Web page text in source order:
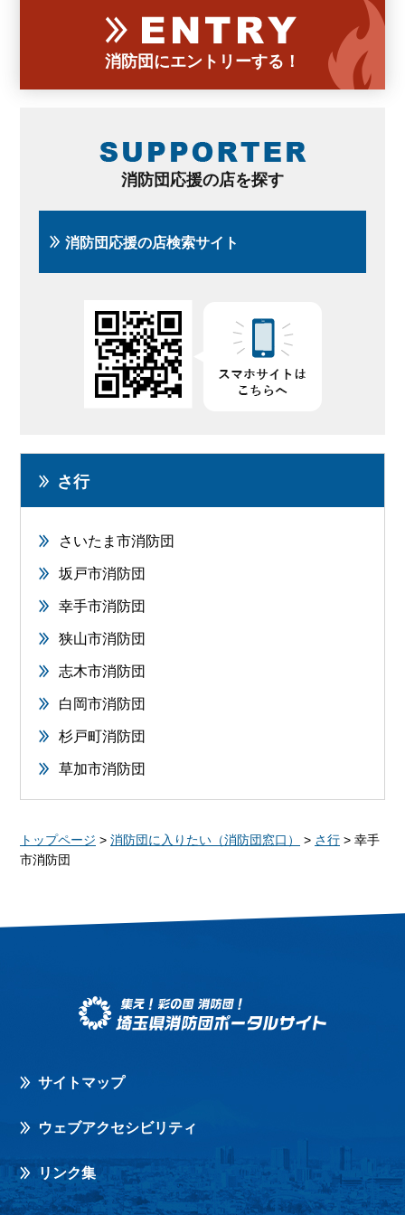
消防団にエントリーする！
消防団応援の店を探す
消防団応援の店検索サイト
さ行
さいたま市消防団
坂戸市消防団
幸手市消防団
狭山市消防団
志木市消防団
白岡市消防団
杉戸町消防団
草加市消防団
トップページ > 消防団に入りたい（消防団窓口） > さ行 > 幸手
市消防団
サイトマップ
ウェブアクセシビリティ
リンク集